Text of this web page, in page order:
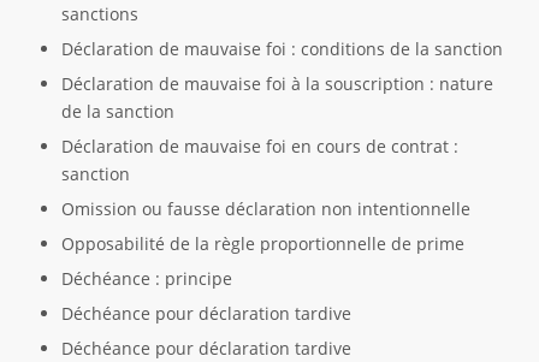
sanctions
Déclaration de mauvaise foi : conditions de la sanction
Déclaration de mauvaise foi à la souscription : nature
de la sanction
Déclaration de mauvaise foi en cours de contrat :
sanction
Omission ou fausse déclaration non intentionnelle
Opposabilité de la règle proportionnelle de prime
Déchéance : principe
Déchéance pour déclaration tardive
Déchéance pour déclaration tardive